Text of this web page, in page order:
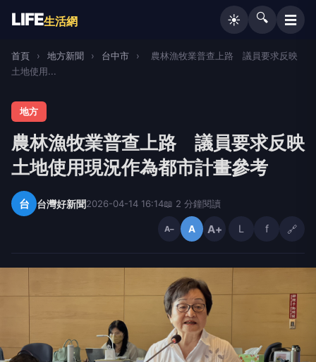
LIFE生活網 ☀️ 🔍 ☰
首頁 › 地方新聞 › 台中市 ›
農林漁牧業普查上路 議員要求反映
土地使用...
地方
農林漁牧業普查上路 議員要求反映
土地使用現況作為都市計畫參考
台 台灣好新聞2026-04-14 16:14📖 2 分鐘閱讀
A− A A+ L f 🔗